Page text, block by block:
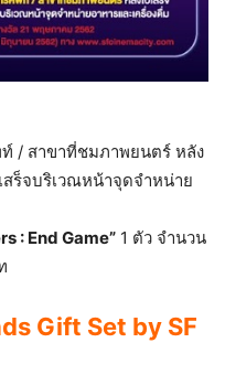
/ สาขาที่ชมภาพยนตร์ หลัง
สร็จบริเวณหน้าจุดจำหน่าย
: End Game” 1 ตัว จำนวน
Gift Set by SF